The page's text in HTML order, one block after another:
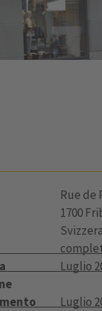
Rue de
1700
Svizzera
Luglio
Luglio